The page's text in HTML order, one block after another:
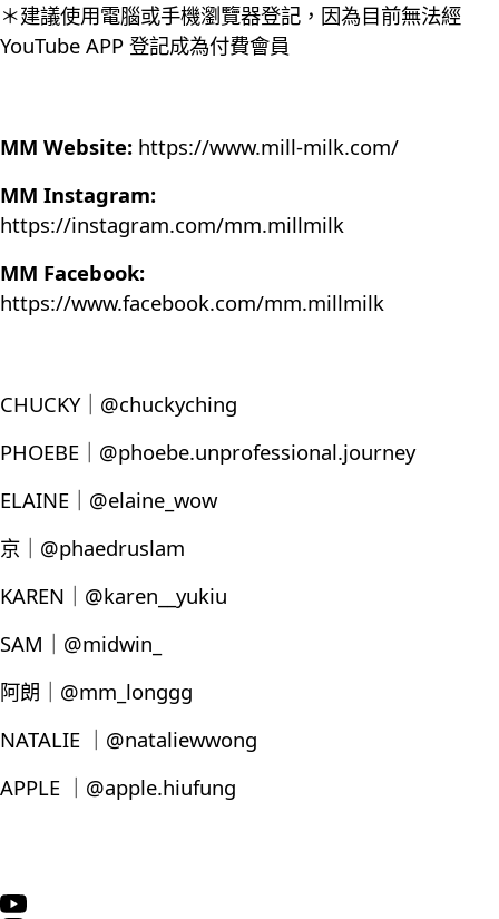
＊建議使用電腦或手機瀏覽器登記，因為目前無法經
YouTube APP 登記成為付費會員
MM Website: https://www.mill-milk.com/
MM Instagram:
https://instagram.com/mm.millmilk
MM Facebook:
https://www.facebook.com/mm.millmilk
CHUCKY｜@chuckyching
PHOEBE｜@phoebe.unprofessional.journey
ELAINE｜@elaine_wow
京｜@phaedruslam
KAREN｜@karen__yukiu
SAM｜@midwin_
阿朗｜@mm_longgg
NATALIE ｜@nataliewwong
APPLE ｜@apple.hiufung